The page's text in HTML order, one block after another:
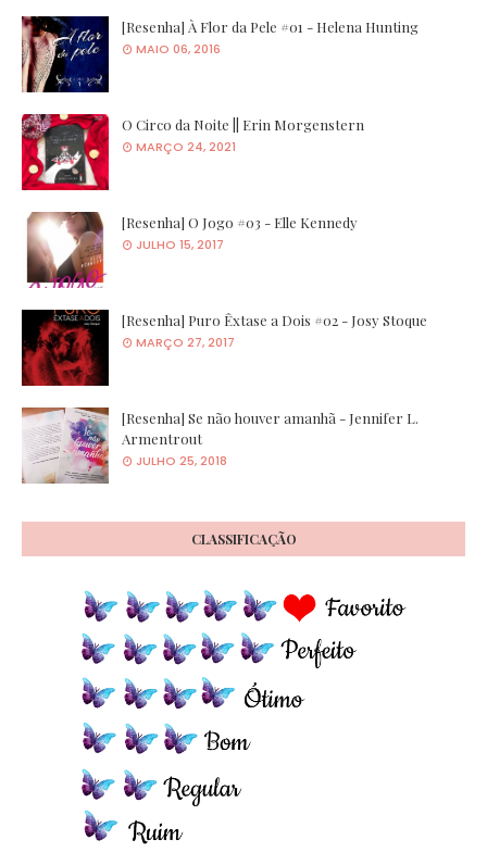
[Resenha] À Flor da Pele #01 - Helena Hunting
MAIO 06, 2016
O Circo da Noite || Erin Morgenstern
MARÇO 24, 2021
[Resenha] O Jogo #03 - Elle Kennedy
JULHO 15, 2017
[Resenha] Puro Êxtase a Dois #02 - Josy Stoque
MARÇO 27, 2017
[Resenha] Se não houver amanhã - Jennifer L.
Armentrout
JULHO 25, 2018
CLASSIFICAÇÃO